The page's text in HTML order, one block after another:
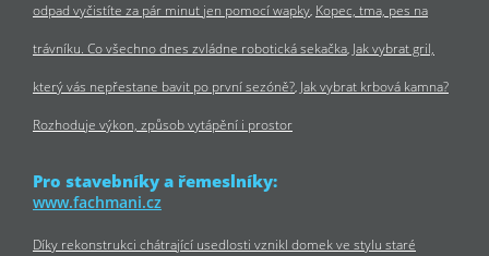
odpad vyčistíte za pár minut jen pomocí wapky Kopec, tma, pes na
trávníku. Co všechno dnes zvládne robotická sekačka Jak vybrat gril,
který vás nepřestane bavit po první sezóně? Jak vybrat krbová kamna?
Rozhoduje výkon, způsob vytápění i prostor
Pro stavebníky a řemeslníky:
www.fachmani.cz
Díky rekonstrukci chátrající usedlosti vznikl domek ve stylu staré